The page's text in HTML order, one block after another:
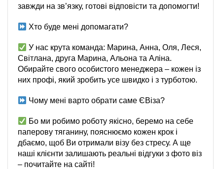
завжди на зв’язку, готові відповісти та допомогти!
Хто буде мені допомагати?
У нас крута команда: Марина, Анна, Оля, Леся,
Світлана, друга Марина, Альона та Аліна.
Обирайте свого особистого менеджера – кожен із
них профі, який зробить усе швидко і з турботою.
Чому мені варто обрати саме ЄВіза?
Бо ми робимо роботу якісно, беремо на себе
паперову тяганину, пояснюємо кожен крок і
дбаємо, щоб Ви отримали візу без стресу. А ще
наші клієнти залишають реальні відгуки з фото віз
– почитайте на сайті!